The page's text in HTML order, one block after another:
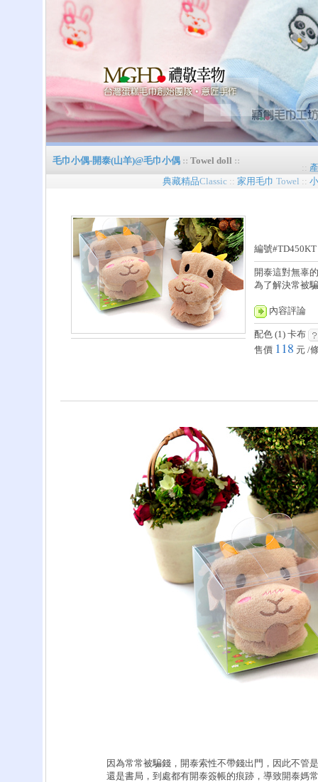
毛巾小偶-開泰(山羊)@毛巾小偶 :: Towel doll ::
::
典藏精品Classic :: 家用毛巾 Towel ::
編號
開泰這對無辜
為了解決常被
內容評論
配色 (1) 卡布
售價 118 元 /
因為常常被騙錢，開泰索性不帶錢出門，因此不管
還是書局，到處都有開泰簽帳的痕跡，導致開泰媽